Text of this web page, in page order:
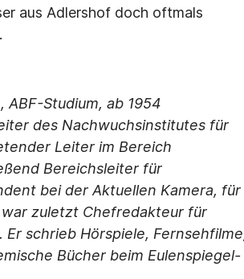
aus Adlershof doch oftmals
ABF-Studium, ab 1954
des Nachwuchsinstitutes für
Leiter im Bereich
Bereichsleiter für
bei der Aktuellen Kamera, für
war zuletzt Chefredakteur für
schrieb Hörspiele,
Bücher beim Eulenspiegel-